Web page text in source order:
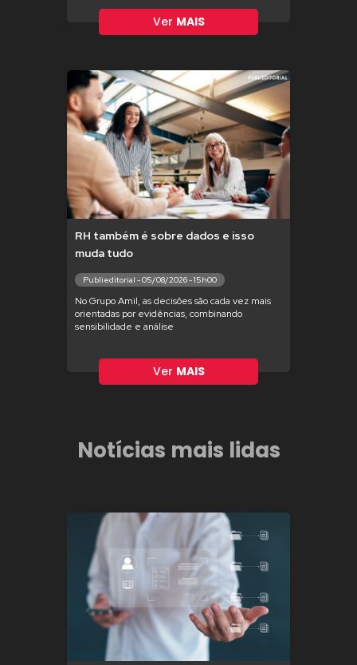
Ver MAIS
RH também é sobre dados e isso
muda tudo
Publieditorial - 05/08/2026 - 15h00
No Grupo Amil, as decisões são cada vez mais
orientadas por evidências, combinando
sensibilidade e análise
Ver MAIS
Notícias mais lidas